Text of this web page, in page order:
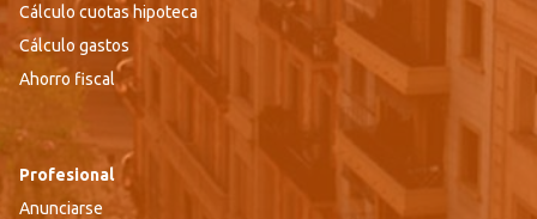
Cálculo cuotas hipoteca
Cálculo gastos
Ahorro fiscal
Profesional
Anunciarse